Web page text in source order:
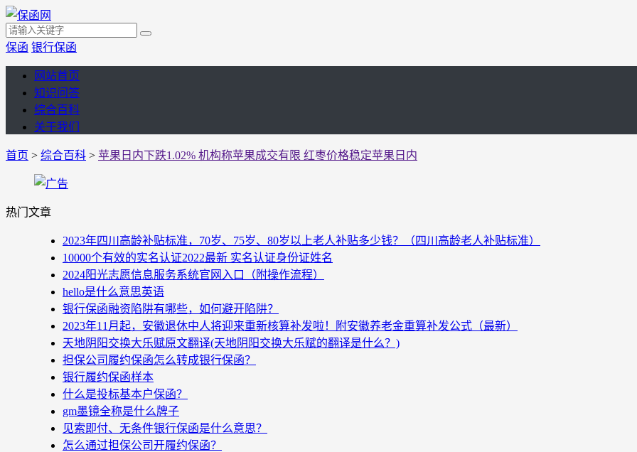
保函 银行保函
网站首页
知识问答
综合百科
关于我们
首页 > 综合百科 > 苹果日内下跌1.02% 机构称苹果成交有限 红枣价格稳定苹果日内
热门文章
2023年四川高龄补贴标准，70岁、75岁、80岁以上老人补贴多少钱？（四川高龄老人补贴标准）
10000个有效的实名认证2022最新 实名认证身份证姓名
2024阳光志愿信息服务系统官网入口（附操作流程）
hello是什么意思英语
银行保函融资陷阱有哪些，如何避开陷阱？
2023年11月起，安徽退休中人将迎来重新核算补发啦！附安徽养老金重算补发公式（最新）
天地阴阳交换大乐赋原文翻译(天地阴阳交换大乐赋的翻译是什么？)
担保公司履约保函怎么转成银行保函？
银行履约保函样本
什么是投标基本户保函？
gm墨镜全称是什么牌子
见索即付、无条件银行保函是什么意思？
怎么通过担保公司开履约保函？